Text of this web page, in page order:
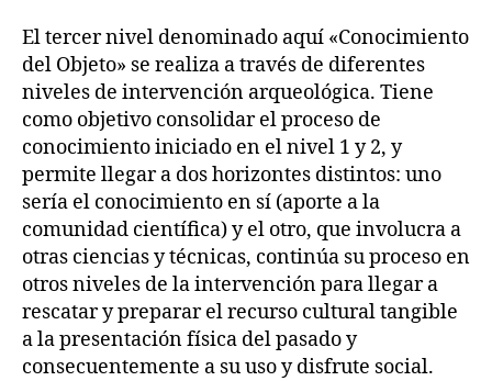
El tercer nivel denominado aquí «Conocimiento
del Objeto» se realiza a través de diferentes
niveles de intervención arqueológica. Tiene
como objetivo consolidar el proceso de
conocimiento iniciado en el nivel 1 y 2, y
permite llegar a dos horizontes distintos: uno
sería el conocimiento en sí (aporte a la
comunidad científica) y el otro, que involucra a
otras ciencias y técnicas, continúa su proceso en
otros niveles de la intervención para llegar a
rescatar y preparar el recurso cultural tangible
a la presentación física del pasado y
consecuentemente a su uso y disfrute social.